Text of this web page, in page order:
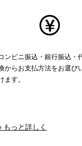
ンビニ振込・銀行振込・
からお支払方法をお選び
ます。
もっと詳しく